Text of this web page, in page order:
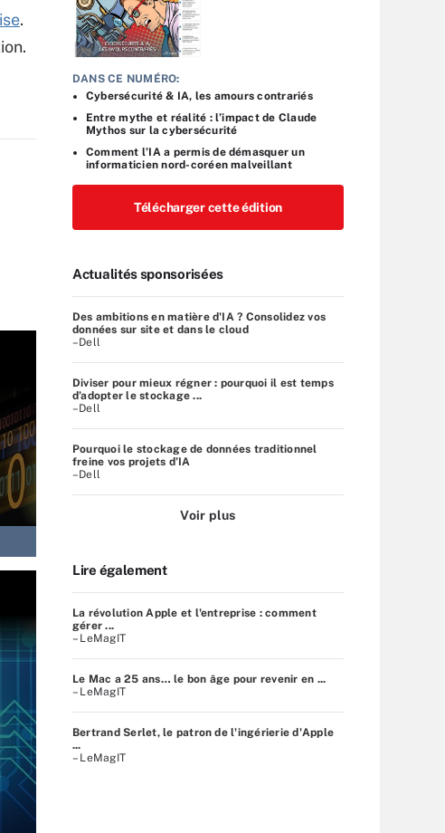
.
DANS CE NUMÉRO:
Cybersécurité & IA, les amours contrariés
Entre mythe et réalité : l’impact de Claude
Mythos sur la cybersécurité
Comment l’IA a permis de démasquer un
informaticien nord-coréen malveillant
Télécharger cette édition
Actualités sponsorisées
Des ambitions en matière d'IA ? Consolidez vos
données sur site et dans le cloud
–Dell
Diviser pour mieux régner : pourquoi il est temps
d’adopter le stockage ...
–Dell
Pourquoi le stockage de données traditionnel
freine vos projets d’IA
–Dell
Voir plus
Lire également
La révolution Apple et l'entreprise : comment
gérer ...
– LeMagIT
Le Mac a 25 ans… le bon âge pour revenir en ...
– LeMagIT
Bertrand Serlet, le patron de l'ingérierie d'Apple
...
– LeMagIT